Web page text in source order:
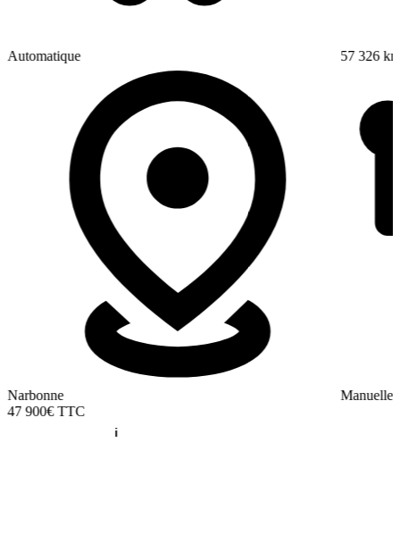
Automatique
Narbonne
47 900€TTC
57 326
Manuelle